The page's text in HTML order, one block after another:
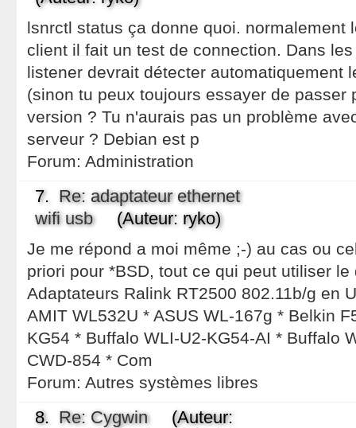
lsnrctl status ça donne quoi. normalement
client il fait un test de connection. Dans
listener devrait détecter automatiquement
(sinon tu peux toujours essayer de passer
version ? Tu n'aurais pas un problème
serveur ? Debian est p
Forum: Administration
7. Re: adaptateur ethernet
wifi usb(Auteur: ryko)
Je me répond a moi même ;-) au cas ou
priori pour *BSD, tout ce qui peut utiliser
Adaptateurs Ralink RT2500 802.11b/g en
AMIT WL532U * ASUS WL-167g * Belkin
KG54 * Buffalo WLI-U2-KG54-AI * Buffalo
CWD-854 * Com
Forum: Autres systèmes libres
8. Re: Cygwin(Auteur: